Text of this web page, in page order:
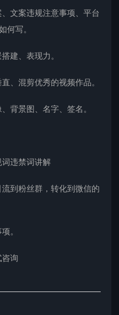
文案违规注意事项、平台
何写。
建、表现力。
、混剪优秀的视频作品。
背景图、名字、签名。
违禁词讲解
到粉丝群，转化到微信的
。
询